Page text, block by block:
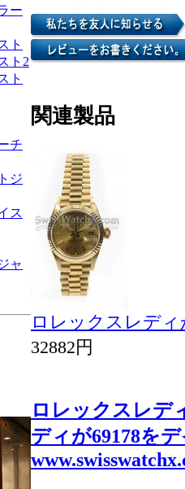
ー
ト
ト2
ト
チ
ジ
ス
ャ
関連製品
ロレックスレデ
32882円
ロレックスレデ
ディが69178を